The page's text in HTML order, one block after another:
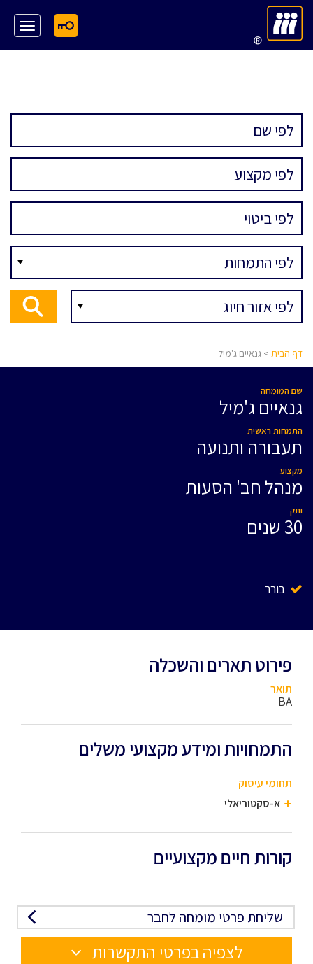
דף הבית > גנאיים ג'מיל
שם המומחה
גנאיים ג'מיל
התמחות ראשית
תעבורה ותנועה
מקצוע
מנהל חב' הסעות
ותק
30 שנים
בורר
פירוט תארים והשכלה
תואר
BA
התמחויות ומידע מקצועי משלים
תחומי עיסוק
א-סקטוריאלי
קורות חיים מקצועיים
שליחת פרטי מומחה לחבר
לצפיה בפרטי התקשרות